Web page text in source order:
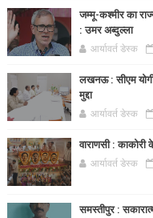
जम्मू-कश्मीर का
: उमर अब्दुल्ला
आर्यावर्त डेस्क
लखनऊ : सीएम
मुद्दा
आर्यावर्त डेस्क
वाराणसी :
आर्यावर्त डेस्क
समस्तीपुर :